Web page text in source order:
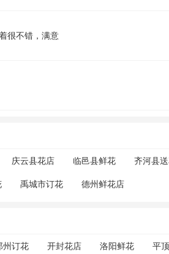
很不错，满意
庆云县花店 临邑县鲜花 齐河县
禹城市订花 德州鲜花店
州订花 开封花店 洛阳鲜花 平